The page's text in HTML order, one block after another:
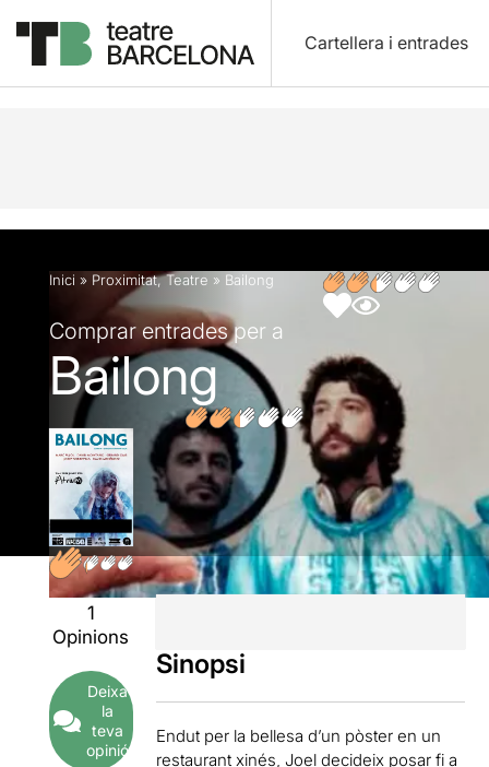
Cartellera i entrades
Descripció Fitxa artística Opinions
Inici » Proximitat,Teatre » Bailong
Comprar entrades per a
Bailong
1
Opinions
Deixa
la
teva
opinió
Sinopsi
Endut per la bellesa d’un pòster en un
restaurant xinés, Joel decideix posar fi a